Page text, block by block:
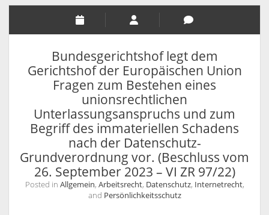
27.
2024
–
I
ZR
102/23
–
Zur
Reichweite
des
durch
§
13
Bundesgerichtshof legt dem
Gerichtshof der Europäischen Union
Fragen zum Bestehen eines
unionsrechtlichen
Unterlassungsanspruchs und zum
Begriff des immateriellen Schadens
nach der Datenschutz-
Grundverordnung vor. (Beschluss vom
26. September 2023 – VI ZR 97/22)
Posted in Allgemein, Arbeitsrecht, Datenschutz, Internetrecht,
and Persönlichkeitsschutz